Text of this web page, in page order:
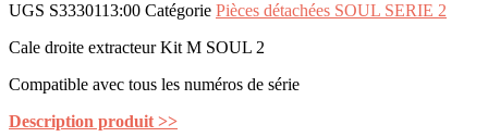
UGS S3330113:00 Catégorie Pièces détachées SOUL SERIE 2
Cale droite extracteur Kit M SOUL 2
Compatible avec tous les numéros de série
Description produit >>